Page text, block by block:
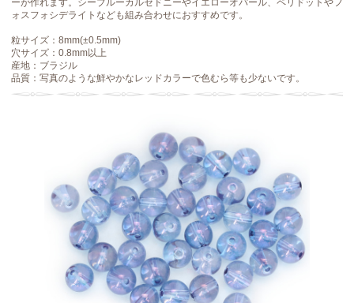
ォスフォシデライトなども組み合わせにおすすめです。
粒サイズ：8mm(±0.5mm)
穴サイズ：0.8mm以上
産地：ブラジル
品質：写真のような鮮やかなレッドカラーで色むら等も少ないです。